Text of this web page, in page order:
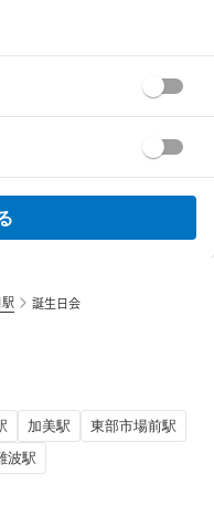
誕生日会
加美駅
東部市場前駅
波駅